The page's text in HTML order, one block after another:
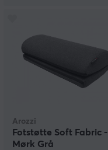
Arozzi
Fotstøtte Soft Fabric -
Mørk Grå